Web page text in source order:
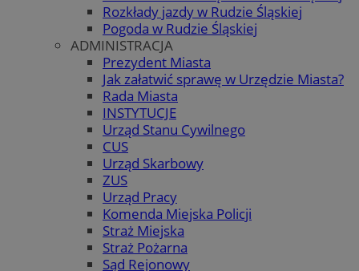
Rozkłady jazdy w Rudzie Śląskiej
Pogoda w Rudzie Śląskiej
ADMINISTRACJA
Prezydent Miasta
Jak załatwić sprawę w Urzędzie Miasta?
Rada Miasta
INSTYTUCJE
Urząd Stanu Cywilnego
CUS
Urząd Skarbowy
ZUS
Urząd Pracy
Komenda Miejska Policji
Straż Miejska
Straż Pożarna
Sąd Rejonowy